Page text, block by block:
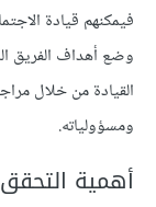
فيمكنهم قيادة
وضع أهداف الفريق
القيادة من خلال
ومسؤولياته.
أهمية